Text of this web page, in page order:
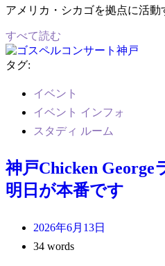
アメリカ・シカゴを拠点に活動
すべて読む
タグ:
イベント
イベント インフォ
スタディ ルーム
神戸Chicken George
明日が本番です
2026年6月13日
34 words